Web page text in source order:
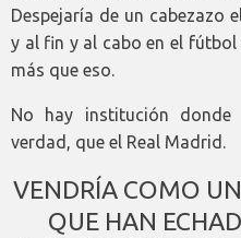
Despejaría de un cabezazo
y al fin y al cabo en el fútbol
más que eso.
No hay institución
verdad, que el Real Madrid.
VENDRÍA COMO
QUE HAN